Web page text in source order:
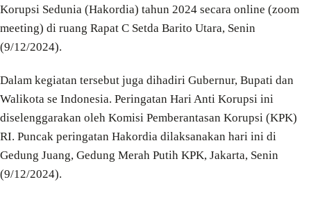
Korupsi Sedunia (Hakordia) tahun 2024 secara online (zoom
meeting) di ruang Rapat C Setda Barito Utara, Senin
(9/12/2024).
Dalam kegiatan tersebut juga dihadiri Gubernur, Bupati dan
Walikota se Indonesia. Peringatan Hari Anti Korupsi ini
diselenggarakan oleh Komisi Pemberantasan Korupsi (KPK)
RI. Puncak peringatan Hakordia dilaksanakan hari ini di
Gedung Juang, Gedung Merah Putih KPK, Jakarta, Senin
(9/12/2024).